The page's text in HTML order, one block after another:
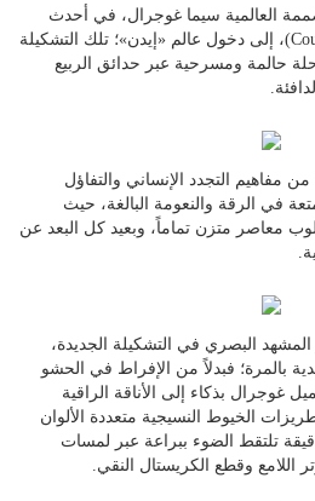
العالمية سيما غوجرال، في أحدث
مجموعاتها للأزياء الراقية (Couture)، إلى دخول عالم «إيدن»؛ تلك التشكيلة
حالمة ومسرحية عبر حدائق الربيع
مفاهيم التجدد الإنساني والتفاؤل
في الرقة والنعومة البالغة، حيث
معاصر متزن تماماً، وبعيد كل البعد عن
البصري في التشكيلة الجديدة،
بالمرة؛ فبدلاً من الإفراط في الحشو
غوجرال بذكاء إلى الأناقة الراقية
الخيوط النسيجية متعددة الألوان
تلتقط الضوء ببراعة عبر لمسات
وقطع الكريستال النقي.